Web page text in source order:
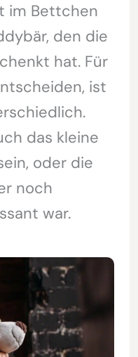
im Bettchen
den die
hat. Für
ist
das kleine
oder die
noch
war.